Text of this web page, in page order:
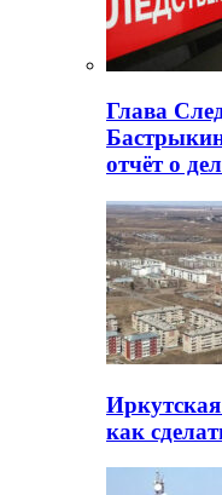
Глава
отчёт о
как